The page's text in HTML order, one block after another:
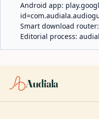
Android app:
Smart download router:
Editorial process:
Audiala